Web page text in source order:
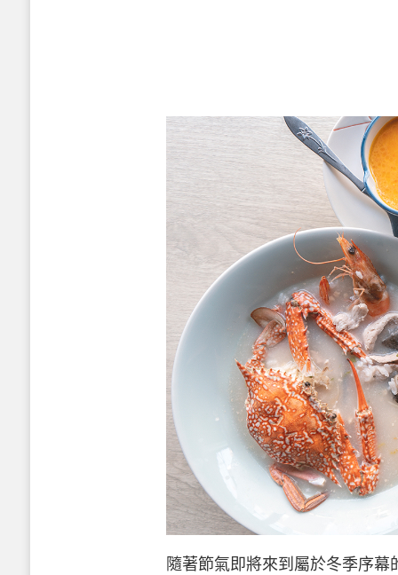
隨著節氣即將來到屬於冬季序